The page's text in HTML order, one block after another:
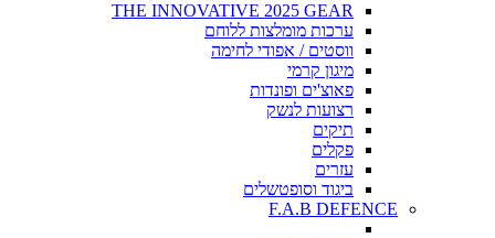
THE INNOVATIVE 2025 GEAR
ערכות מומלצות ללוחם
ווסטים / אפודי לחימה
מיגון קרמי
פאוצ'ים ופונדות
רצועות לנשק
תיקים
פקלים
עזרים
ביגוד וסופטשלים
F.A.B DEFENCE